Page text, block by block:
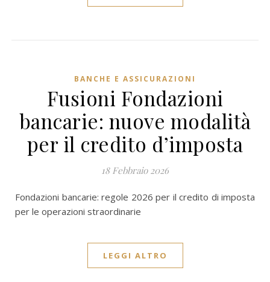
BANCHE E ASSICURAZIONI
Fusioni Fondazioni
bancarie: nuove modalità
per il credito d’imposta
18 Febbraio 2026
Fondazioni bancarie: regole 2026 per il credito di imposta
per le operazioni straordinarie
LEGGI ALTRO